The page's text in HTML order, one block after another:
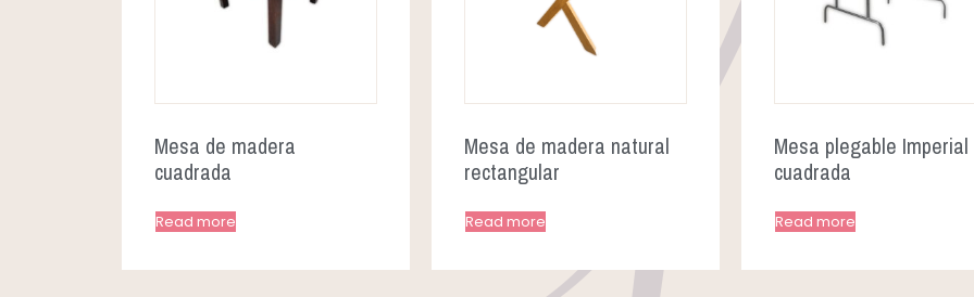
Mesa de madera
cuadrada
Read more
Mesa de madera natural
rectangular
Read more
Mesa plegable Imperial
cuadrada
Read more